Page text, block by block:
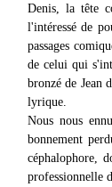
Denis, la tête
l'intéressé de
passages
de celui qui
bronzé de Jean
lyrique.
Nous nous
bonnement
céphalophore,
professionnelle